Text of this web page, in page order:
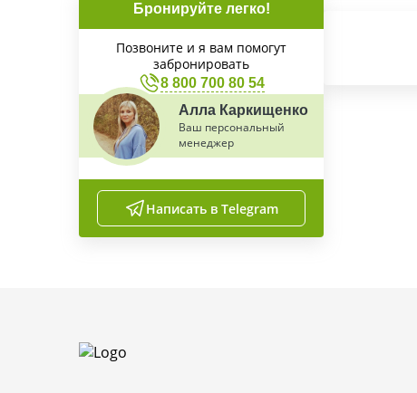
Бронируйте легко!
Позвоните и я вам помогут
забронировать
8 800 700 80 54
Алла Каркищенко
Ваш персональный
менеджер
Написать в Telegram